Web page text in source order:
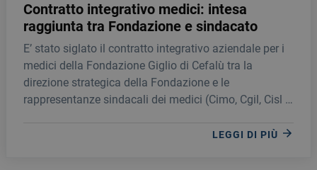
Contratto integrativo medici: intesa
raggiunta tra Fondazione e sindacato
E’ stato siglato il contratto integrativo aziendale per i
medici della Fondazione Giglio di Cefalù tra la
direzione strategica della Fondazione e le
rappresentanze sindacali dei medici (Cimo, Cgil, Cisl e
LEGGI DI PIÙ